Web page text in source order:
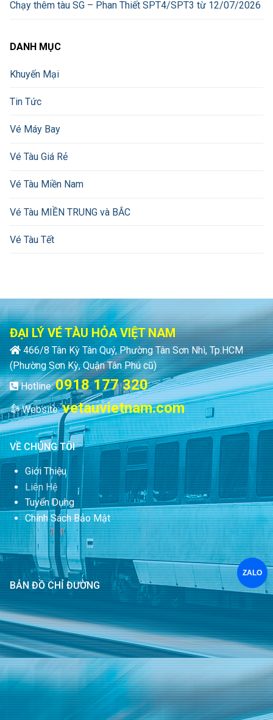
Chạy thêm tàu SG – Phan Thiết SPT4/SPT3 từ 12/07/2026
DANH MỤC
Khuyến Mại
Tin Tức
Vé Máy Bay
Vé Tàu Giá Rẻ
Vé Tàu Miền Nam
Vé Tàu MIỀN TRUNG và BẮC
Vé Tàu Tết
ĐẠI LÝ VÉ TÀU HỎA VIỆT NAM
466/8 Tân Kỳ Tân Quý, Phường Tân Sơn Nhì, Tp.HCM
(Phường Sơn Kỳ, Quận Tân Phú cũ)
Hotline:0918 177 320
Website:vetauvietnam.com
VỀ CHÚNG TÔI
Giới Thiệu
Liên Hệ
Tuyển Dụng
Chính Sách Bảo Mật
BẢN ĐỒ CHỈ ĐƯỜNG
ZALO